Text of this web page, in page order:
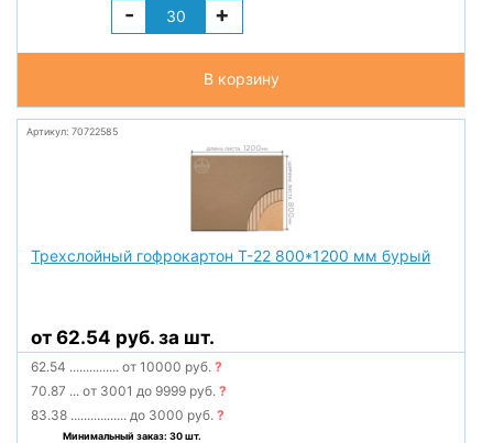
- +
В корзину
Артикул: 70722585
Трехслойный гофрокартон Т-22 800*1200 мм бурый
от 62.54 руб. за шт.
62.54 ............... от 10000 руб.?
70.87 ... от 3001 до 9999 руб.?
83.38 ................. до 3000 руб.?
Минимальный заказ: 30 шт.